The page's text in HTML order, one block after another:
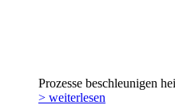
Prozesse beschleunigen
> weiterlesen